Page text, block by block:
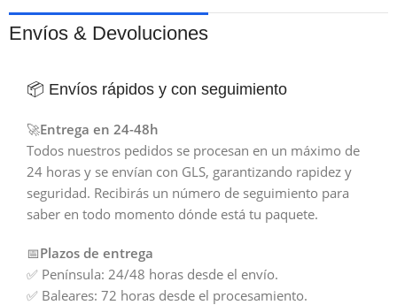
Envíos & Devoluciones
📦 Envíos rápidos y con seguimiento
🚀Entrega en 24-48h
Todos nuestros pedidos se procesan en un máximo de
24 horas y se envían con GLS, garantizando rapidez y
seguridad. Recibirás un número de seguimiento para
saber en todo momento dónde está tu paquete.
📅Plazos de entrega
✅ Península: 24/48 horas desde el envío.
✅ Baleares: 72 horas desde el procesamiento.